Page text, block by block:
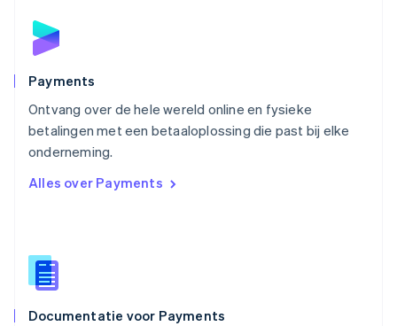
Payments
Ontvang over de hele wereld online en fysieke
betalingen met een betaaloplossing die past bij elke
onderneming.
Alles over Payments
Documentatie voor Payments
Polen
English
Português
English
Singapore
English简体中文
EnglishItaliano
Español
Thailand
Tsjechië